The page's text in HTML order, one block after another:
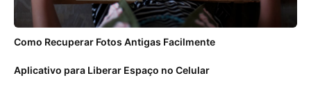
Como Recuperar Fotos Antigas Facilmente
Aplicativo para Liberar Espaço no Celular